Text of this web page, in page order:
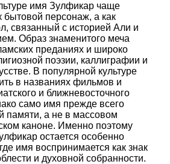
имя Зулфикар чаще
бытовой персонаж, а как
связанный с историей Али и
Образ знаменитого меча
преданиях и широко
поэзии, каллиграфии и
В популярной культуре
в названиях фильмов и
и ближневосточного
само имя прежде всего
памяти, а не в массовом
каноне. Именно поэтому
остается особенно
имя воспринимается как знак
и духовной собранности.